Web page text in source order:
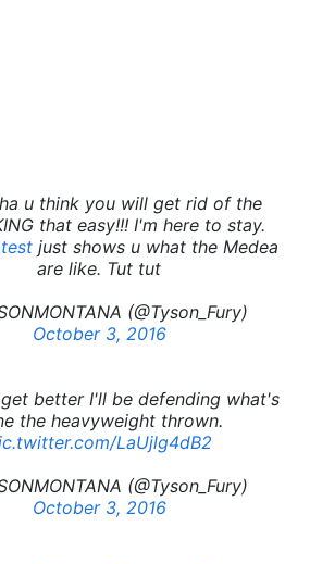
u think you will get rid of the
that easy!!! I'm here to stay.
just shows u what the Medea
are like. Tut tut
(@Tyson_Fury)
October 3, 2016
better I'll be defending what's
the heavyweight thrown.
LaUjlg4dB2
(@Tyson_Fury)
October 3, 2016